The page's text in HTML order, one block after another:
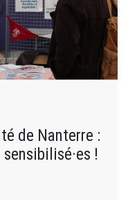
de Nanterre :
!